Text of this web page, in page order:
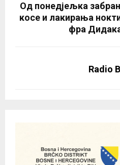
Од понедјељка
косе и лакирања
фра
Radio